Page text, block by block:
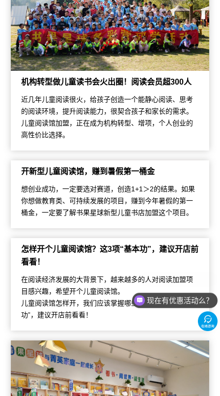
机构转型做儿童读书会火出圈！阅读会员超300人
近几年儿童阅读很火，给孩子创造一个能静心阅读、思考
的阅读环境，提升阅读能力，很契合孩子和家长的需求。
儿童阅读馆加盟，正在成为机构转型、增项，个人创业的
高性价比选择。
开新型儿童阅读馆，赚到暑假第一桶金
想创业成功，一定要选对赛道，创造1+1＞2的结果。如果
你想做教育类、可持续发展的项目，赚到今年暑假的第一
桶金，一定要了解书果星球新型儿童书店加盟这个项目。
怎样开个儿童阅读馆？这3项“基本功”，建议开店前
看看！
在阅读经济发展的大背景下，越来越多的人对阅读加盟项
目感兴趣，希望开个儿童阅读馆。
儿童阅读馆怎样开，我们应该掌握哪些技能？这3项“基本
功”，建议开店前看看！
现在有优惠活动么？